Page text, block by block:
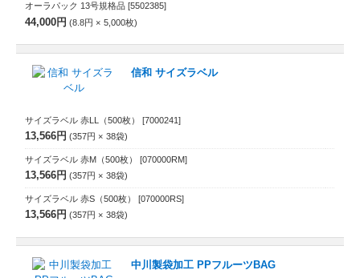
オーラパック 13号規格品 [5502385]
44,000円 8.8円 5,000枚
信和 サイズラベル
サイズラベル 赤LL（500枚） [7000241]
13,566円 357円 38袋
サイズラベル 赤M（500枚） [070000RM]
13,566円 357円 38袋
サイズラベル 赤S（500枚） [070000RS]
13,566円 357円 38袋
中川製袋加工 PPフルーツBAG